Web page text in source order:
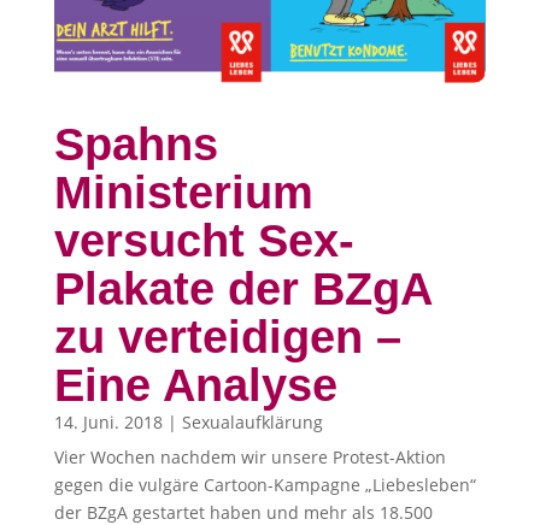
Spahns
Ministerium
versucht Sex-
Plakate der BZgA
zu verteidigen –
Eine Analyse
14. Juni. 2018| Sexualaufklärung
Vier Wochen nachdem wir unsere Protest-Aktion
gegen die vulgäre Cartoon-Kampagne „Liebesleben“
der BZgA gestartet haben und mehr als 18.500